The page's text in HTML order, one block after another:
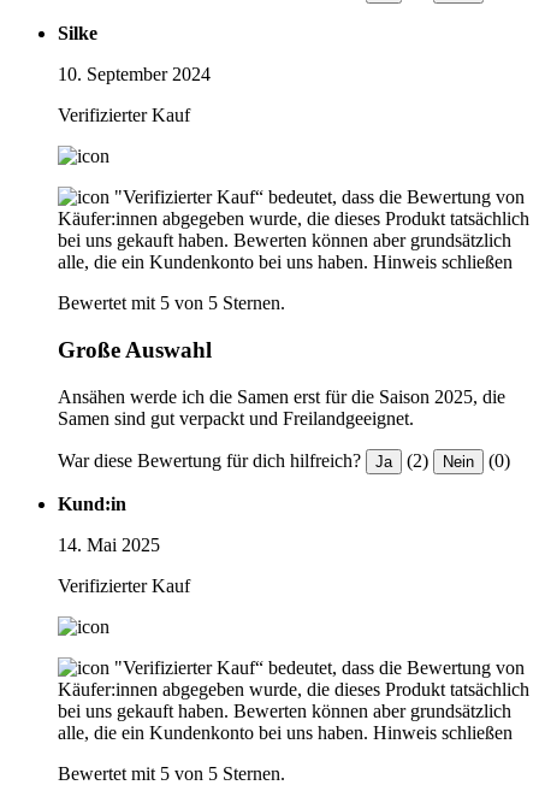
Silke
10. September 2024
Verifizierter Kauf
"Verifizierter Kauf“ bedeutet, dass die Bewertung von
Käufer:innen abgegeben wurde, die dieses Produkt tatsächlich
bei uns gekauft haben. Bewerten können aber grundsätzlich
alle, die ein Kundenkonto bei uns haben. Hinweis schließen
Bewertet mit 5 von 5 Sternen.
Große Auswahl
Ansähen werde ich die Samen erst für die Saison 2025, die
Samen sind gut verpackt und Freilandgeeignet.
War diese Bewertung für dich hilfreich? Ja (2) Nein (0)
Kund:in
14. Mai 2025
Verifizierter Kauf
"Verifizierter Kauf“ bedeutet, dass die Bewertung von
Käufer:innen abgegeben wurde, die dieses Produkt tatsächlich
bei uns gekauft haben. Bewerten können aber grundsätzlich
alle, die ein Kundenkonto bei uns haben. Hinweis schließen
Bewertet mit 5 von 5 Sternen.